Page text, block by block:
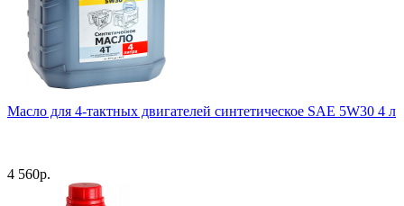
Масло для 4-тактных двигателей синтетическое SAE 5W30 4 л
4 560р.